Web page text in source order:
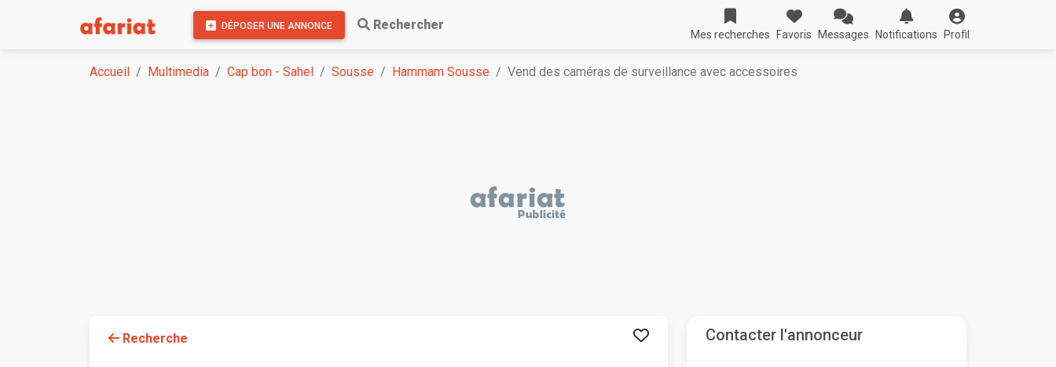
DÉPOSER UNE ANNONCE Rechercher
Mes recherches Favoris Messages Notifications Profil
Accueil Multimedia Cap bon - Sahel Sousse Hammam Sousse Vend des caméras de surveillance avec accessoires
Recherche Contacter l'annonceur